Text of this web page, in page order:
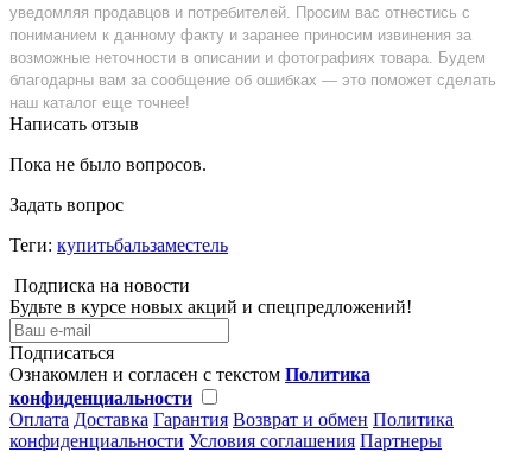
уведомляя продавцов и потребителей. Просим вас отнестись с
пониманием к данному факту и заранее приносим извинения за
возможные неточности в описании и фотографиях товара. Будем
благодарны вам за сообщение об ошибках — это поможет сделать
наш каталог еще точнее!
Написать отзыв
Пока не было вопросов.
Задать вопрос
Теги: купитьбальзаместель
Подписка на новости
Будьте в курсе новых акций и спецпредложений!
Подписаться
Ознакомлен и согласен с текстом Политика
конфиденциальности
Оплата Доставка Гарантия Возврат и обмен Политика
конфиденциальности Условия соглашения Партнеры